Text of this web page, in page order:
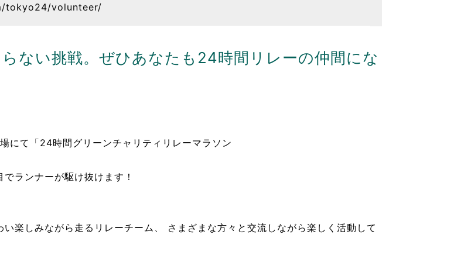
tokyo24/volunteer/
ない挑戦。ぜひあなたも24時間リレーの仲間にな
にて「24時間グリーンチャリティリレーマラソン
ランナーが駆け抜けます！
楽しみながら走るリレーチーム、 さまざまな方々と交流しながら楽しく活動して